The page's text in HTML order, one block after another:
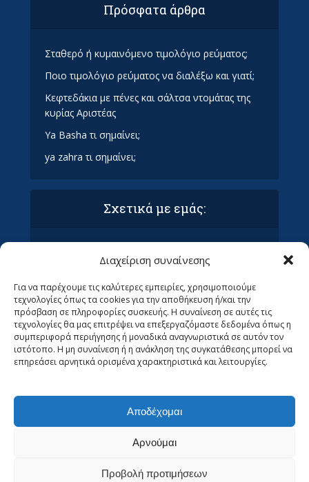
Διαχείριση συναίνεσης
Για να παρέχουμε τις καλύτερες εμπειρίες, χρησιμοποιούμε
τεχνολογίες όπως τα cookies για την αποθήκευση ή/και την
πρόσβαση σε πληροφορίες συσκευής. Η συναίνεση σε αυτές τις
τεχνολογίες θα μας επιτρέψει να επεξεργαζόμαστε δεδομένα όπως η
συμπεριφορά περιήγησης ή μοναδικά αναγνωριστικά σε αυτόν τον
ιστότοπο. Η μη συναίνεση ή η ανάκληση της συγκατάθεσης μπορεί να
επηρεάσει αρνητικά ορισμένα χαρακτηριστικά και λειτουργίες.
Αποδέχομαι
Αρνούμαι
Προβολή προτιμήσεων
Πρόσφατα άρθρα
Σταθερό ή κυμαινόμενο τιμολόγιο ρεύματος;
Ποιο τιμολόγιο ρεύματος να διαλέξω και γιατί;
Κεφτεδάκια με πένες και σάλτσα ντομάτας της
κυρίας Αριστέας
Ya Basha τι σημαίνει;
ya zahra τι σημαίνει;
Σχετικά με εμάς:
Πολιτική απορρήτου & συμμόρφωση GDPR
Ανεβάστε το άρθρο σας στα Οράματα (ΜΌΝΟ
ΓΙΑ ΣΥΝΤΆΚΤΕΣ)
Ψάχνουμε Αρθρογράφους